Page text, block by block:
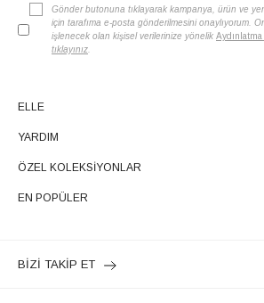
Gönder butonuna tıklayarak kampanya, ürün ve
için tarafıma e-posta gönderilmesini onaylıyorum.
işlenecek olan kişisel verilerinize yönelik
tıklayınız.
ELLE
YARDIM
ÖZEL KOLEKSİYONLAR
EN POPÜLER
BİZİ TAKİP ET